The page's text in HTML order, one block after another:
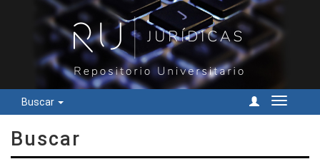
Buscar
Cambiar
Buscar